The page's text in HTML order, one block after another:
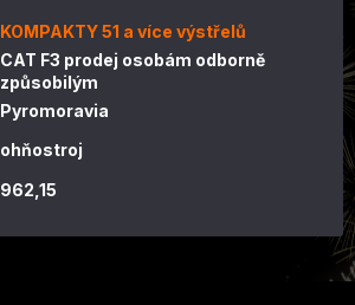
KOMPAKTY 51 a více výstřelů
CAT F3 prodej osobám odborně
způsobilým
Pyromoravia
ohňostroj
962,15